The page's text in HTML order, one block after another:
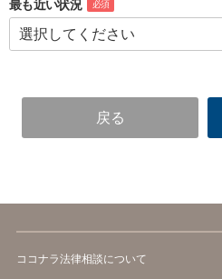
最も近い状況 必須
ココナラ法律相談について